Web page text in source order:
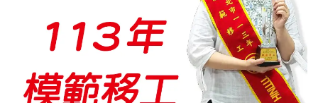
2026-04-07
2026年最夯外藉看護申請流程、合法聘僱條件與巴氏量表評估完整解析
2024-05-22
榮獲113年度新北市模範移工
2023-05-24
賀力众得到高分98分(112年度政府評鑑服務品質成績高達98分/A級)
2023-05-24
◆政府評鑑A級仲介拿到96.5高分◆ 賀本集團另一公司 力眾國際事業有限公司